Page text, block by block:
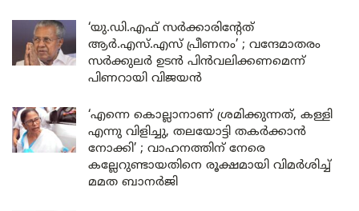
‘യു.ഡി.എഫ് സർക്കാരിന്റേത്
ആർ.എസ്.എസ് പ്രീണനം’ ; വന്ദേമാതരം
സർക്കുലർ ഉടൻ പിൻവലിക്കണമെന്ന്
പിണറായി വിജയൻ
‘എന്നെ കൊല്ലാനാണ് ശ്രമിക്കുന്നത്, കള്ളി
എന്നു വിളിച്ചു, തലയോട്ടി തകർക്കാൻ
നോക്കി’ ; വാഹനത്തിന് നേരെ
കല്ലേറുണ്ടായതിനെ രൂക്ഷമായി വിമർശിച്ച്
മമത ബാനർജി